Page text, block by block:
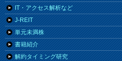
IT・アクセス解析など
J-REIT
単元未満株
書籍紹介
解約タイミング研究